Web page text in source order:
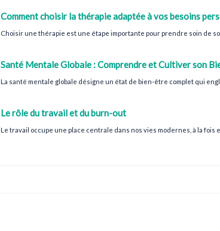
Comment choisir la thérapie adaptée à vos besoins
Choisir une thérapie est une étape importante pour prendre soin de
Santé Mentale Globale : Comprendre et Cultiver son
La santé mentale globale désigne un état de bien-être complet qui
Le rôle du travail et du burn-out
Le travail occupe une place centrale dans nos vies modernes, à la fois